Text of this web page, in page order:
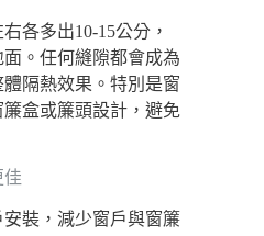
各多出10-15公分，
。任何縫隙都會成為
隔熱效果。特別是窗
盒或簾頭設計，避免
佳
裝，減少窗戶與窗簾